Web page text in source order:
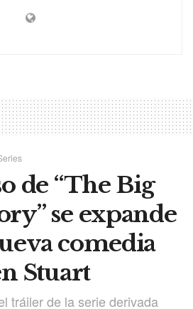
de “The Big
se expande
comedia
Stuart
tráiler de la serie derivada